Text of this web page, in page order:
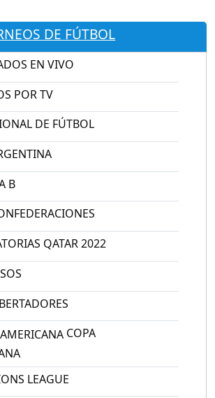
DE FÚTBOL
EN VIVO
POR TV
DE FÚTBOL
B
QATAR 2022
COPA
LEAGUE